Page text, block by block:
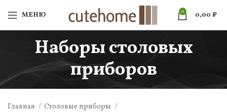
МЕНЮ 0 0,00 ₽
Наборы столовых
приборов
Главная
Столовые приборы